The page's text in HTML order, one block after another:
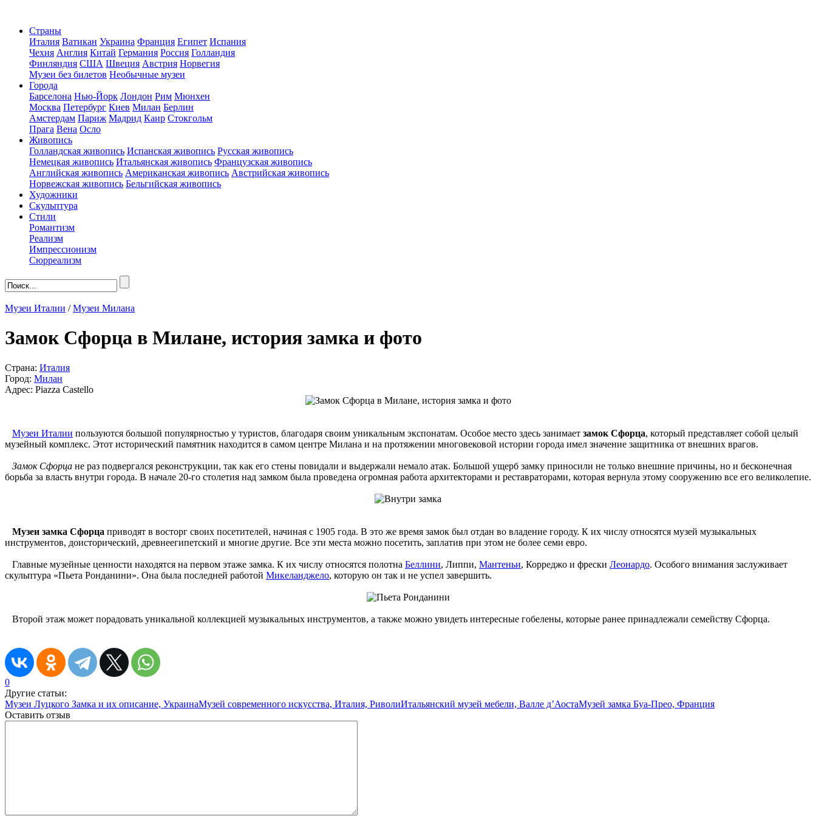
Страны
Италия Ватикан Украина Франция Египет Испания
Чехия Англия Китай Германия Россия Голландия
Финляндия США Швеция Австрия Норвегия
Музеи без билетов Необычные музеи
Города
Барселона Нью-Йорк Лондон Рим Мюнхен
Москва Петербург Киев Милан Берлин
Амстердам Париж Мадрид Каир Стокгольм
Прага Вена Осло
Живопись
Голландская живопись Испанская живопись Русская живопись
Немецкая живопись Итальянская живопись Французская живопись
Английская живопись Американская живопись Австрийская живопись
Норвежская живопись Бельгийская живопись
Художники
Скульптура
Стили
Романтизм
Реализм
Импрессионизм
Сюрреализм
Музеи Италии /Музеи Милана
Замок Сфорца в Милане, история замка и фото
Страна: Италия
Город: Милан
Адрес: Piazza Castello
Музеи Италии пользуются большой популярностью у туристов, благодаря своим уникальным экспонатам. Особое место здесь занимает замок Сфорца, который представляет собой целый
музейный комплекс. Этот исторический памятник находится в самом центре Милана и на протяжении многовековой истории города имел значение защитника от внешних врагов.
Замок Сфорца не раз подвергался реконструкции, так как его стены повидали и выдержали немало атак. Большой ущерб замку приносили не только внешние причины, но и бесконечная
борьба за власть внутри города. В начале 20-го столетия над замком была проведена огромная работа архитекторами и реставраторами, которая вернула этому сооружению все его великолепие.
Музеи замка Сфорца приводят в восторг своих посетителей, начиная с 1905 года. В это же время замок был отдан во владение городу. К их числу относятся музей музыкальных
инструментов, доисторический, древнеегипетский и многие другие. Все эти места можно посетить, заплатив при этом не более семи евро.
Главные музейные ценности находятся на первом этаже замка. К их числу относятся полотна Беллини, Липпи, Мантеньи, Корреджо и фрески Леонардо. Особого внимания заслуживает
скульптура «Пьета Ронданини». Она была последней работой Микеланджело, которую он так и не успел завершить.
Второй этаж может порадовать уникальной коллекцией музыкальных инструментов, а также можно увидеть интересные гобелены, которые ранее принадлежали семейству Сфорца.
0
Другие статьи:
Музеи Луцкого Замка и их описание, УкраинаМузей современного искусства, Италия, РиволиИтальянский музей мебели, Валле д’АостаМузей замка Буа-Прео, Франция
Оставить отзыв